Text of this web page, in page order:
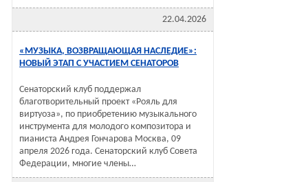
22.04.2026
«МУЗЫКА, ВОЗВРАЩАЮЩАЯ НАСЛЕДИЕ»:
НОВЫЙ ЭТАП С УЧАСТИЕМ СЕНАТОРОВ
Сенаторский клуб поддержал
благотворительный проект «Рояль для
виртуоза», по приобретению музыкального
инструмента для молодого композитора и
пианиста Андрея Гончарова Москва, 09
апреля 2026 года. Сенаторский клуб Совета
Федерации, многие члены…